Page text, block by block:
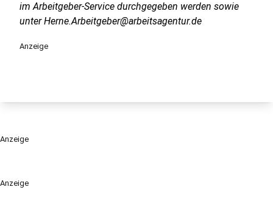
Anzeige
im Arbeitgeber-Service durchgegeben werden sowie
unter Herne.Arbeitgeber@arbeitsagentur.de
Anzeige
Anzeige